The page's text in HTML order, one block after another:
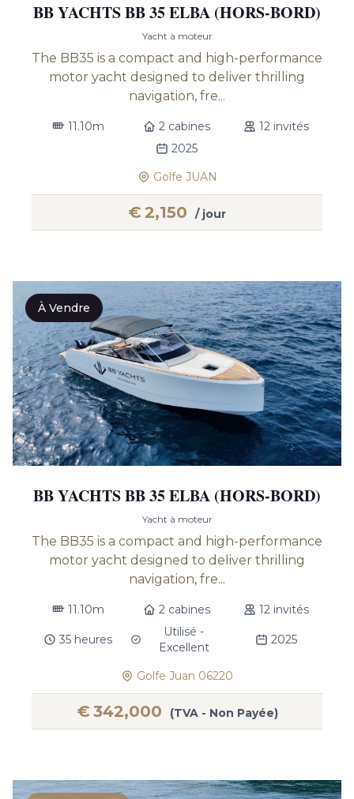
BB YACHTS BB 35 ELBA (HORS-BORD)
Yacht à moteur
The BB35 is a compact and high-performance
motor yacht designed to deliver thrilling
navigation, fre...
11.10m 2 cabines
12 invités
2025
Golfe JUAN
€2,150 / jour
À Vendre
BB YACHTS BB 35 ELBA (HORS-BORD)
Yacht à moteur
The BB35 is a compact and high-performance
motor yacht designed to deliver thrilling
navigation, fre...
11.10m 2 cabines 12 invités
35 heures
Utilisé -
Excellent
2025
Golfe Juan 06220
€342,000 (TVA - Non Payée)